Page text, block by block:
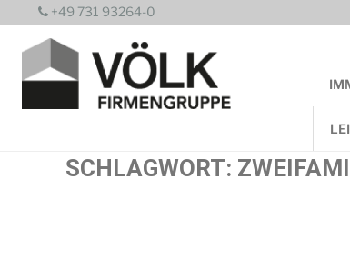
Inhalt
springen
+49 731 93264-0
SCHLAGWORT: